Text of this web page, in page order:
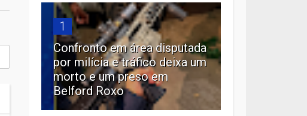
1
Confronto em área disputada
por milícia e tráfico deixa um
morto e um preso em
Belford Roxo